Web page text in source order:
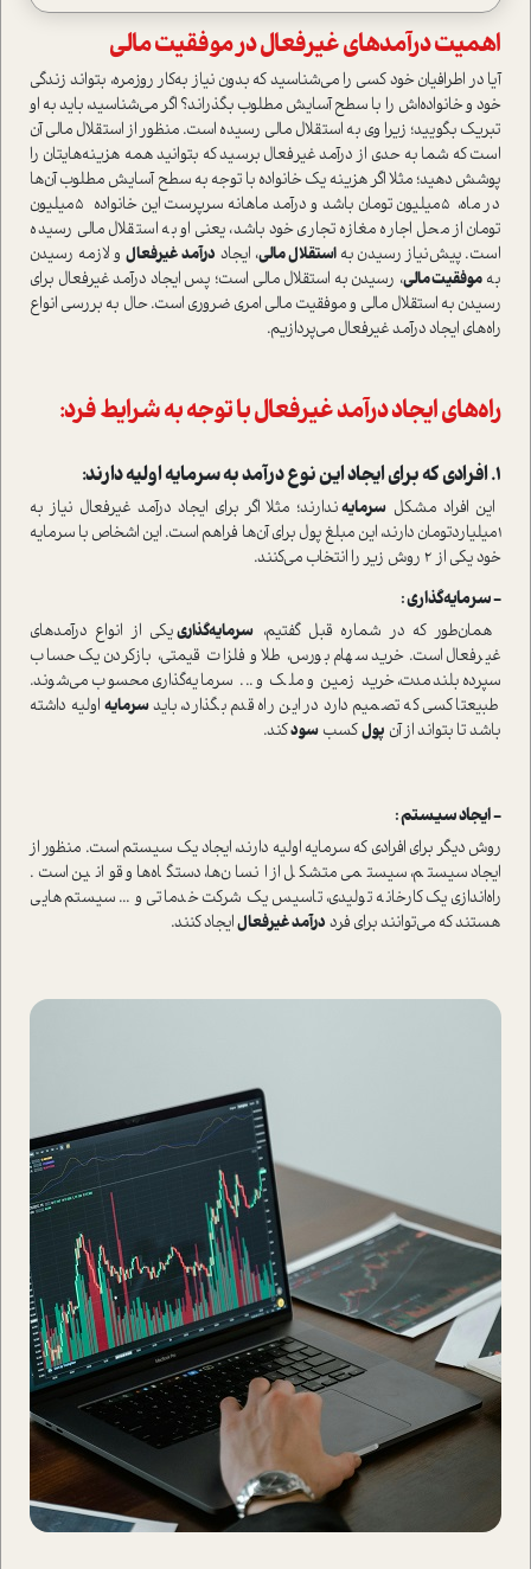
اهمیت در‌آمدهای غیرفعال در موفقیت مالی
آیا در اطرافیان خود کسی را می‌شناسید که بدون نیاز به‌کار روزمره، بتواند زندگی
خود و خانواده‌اش را با سطح آسایش مطلوب بگذراند؟ اگر می‌شناسید، باید به او
تبریک بگویید؛ زیرا وی به ا‌ستقلال مالی رسیده ا‌ست. منظور از ا‌ستقلال مالی آن
ا‌ست که شما به حدی از در‌آمد غیرفعال برسید که بتوانید همه‌ هزینه‌هایتان را
پوشش دهید؛ مثلا اگر هزینه‌ یک خانواده با توجه به سطح آسایش مطلوب آن‌ها
در ماه، 5میلیون‌ تومان باشد و در‌آمد ماهانه سرپرست این خانواده 5میلیون‌
تومان از محل اجاره مغازه تجاری خود باشد، یعنی او به ا‌ستقلال مالی رسیده
ا‌ست. پیش‌نیاز رسیدن به ا‌ستقلال مالی، ایجاد در‌آمد غیرفعال و لازمه رسیدن
به موفقیت مالی، رسیدن به ا‌ستقلال مالی ا‌ست؛ پس ایجاد در‌آمد غیرفعال برای
رسیدن به ا‌ستقلال مالی و موفقیت مالی امری ضروری ا‌ست. حال به بررسی انواع
راه‌های ایجاد در‌آمد غیرفعال می‌پردازیم.
راه‌های ایجاد در‌آمد غیرفعال با توجه به شرایط فرد:
1. افرادی که برای ایجاد این نوع در‌آمد به سرمایه اولیه دارند:
این افراد مشکل سرمایهندارند؛ مثلا اگر برای ایجاد در‌آمد غیرفعال نیاز به
1میلیاردتومان دارند‌، این مبلغ پول برای آن‌ها فراهم ا‌ست. این اشخاص با سرمایه
خود یکی از 2 روش زیر را انتخاب می‌کنند.
− سرمایه‌گذاری :
همان‌طور که در شماره قبل گفتیم، سرمایه‌گذارییکی از انواع در‌آمدهای
غیرفعال ا‌ست. خرید سهام بورس، طلا و فلزات قیمتی، باز‌کردن یک حساب
سپرده بلند‌مدت، خرید زمین و ملک و ... سرمایه‌گذاری محسوب می‌شوند.
طبیعتا کسی که تصمیم دارد در این راه قدم بگذارد، بایدسرمایهاولیه داشته
باشد تا بتواند از آن پولکسب سودکند.
− ایجاد سیستم :
روش دیگر برای افرادی که سرمایه اولیه دارند‌، ایجاد یک سیستم ا‌ست. منظور از
ایجاد سیستم، سیستمی متشکل از انسان‌ها، دستگاه‌ها و قوانین ا‌ست.
راه‌اندازی یک کارخانه تولیدی، تاسیس یک شرکت خدماتی و ... سیستم‌هایی
هستند که می‌توانند برای فرد در‌آمد غیرفعالایجاد کنند.